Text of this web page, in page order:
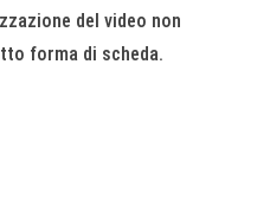
del video non
forma di scheda.